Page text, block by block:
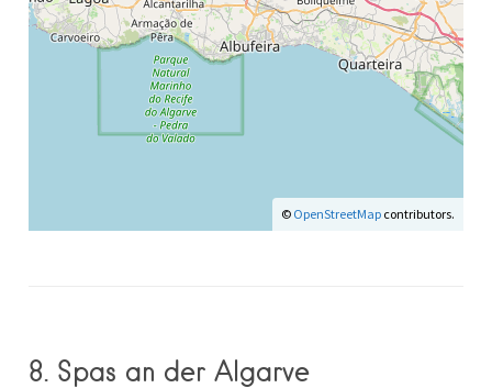
© OpenStreetMap contributors.
8. Spas an der Algarve